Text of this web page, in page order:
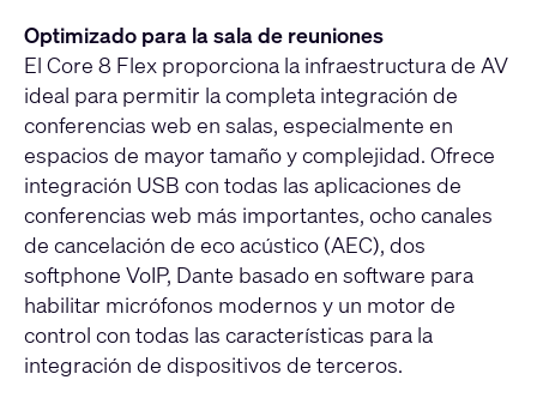
Optimizado para la sala de reuniones
El Core 8 Flex proporciona la infraestructura de AV
ideal para permitir la completa integración de
conferencias web en salas, especialmente en
espacios de mayor tamaño y complejidad. Ofrece
integración USB con todas las aplicaciones de
conferencias web más importantes, ocho canales
de cancelación de eco acústico (AEC), dos
softphone VoIP, Dante basado en software para
habilitar micrófonos modernos y un motor de
control con todas las características para la
integración de dispositivos de terceros.